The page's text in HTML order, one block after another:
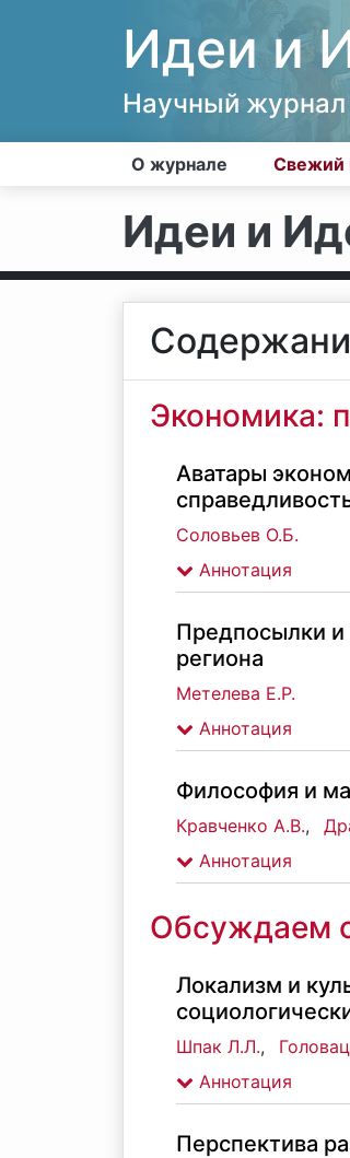
Идеи и
Научный журнал
О журнале Свежий
Идеи и
Экономика:
Аватары
Соловьев О.Б.
Аннотация
Предпосылки и
региона
Метелева Е.Р.
Аннотация
Философия и
Кравченко А.В.,
Аннотация
Обсуждаем
Локализм и
Шпак Л.Л.,
Аннотация
Перспектива